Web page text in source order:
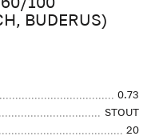
BUDERUS)
0.73
STOUT
20